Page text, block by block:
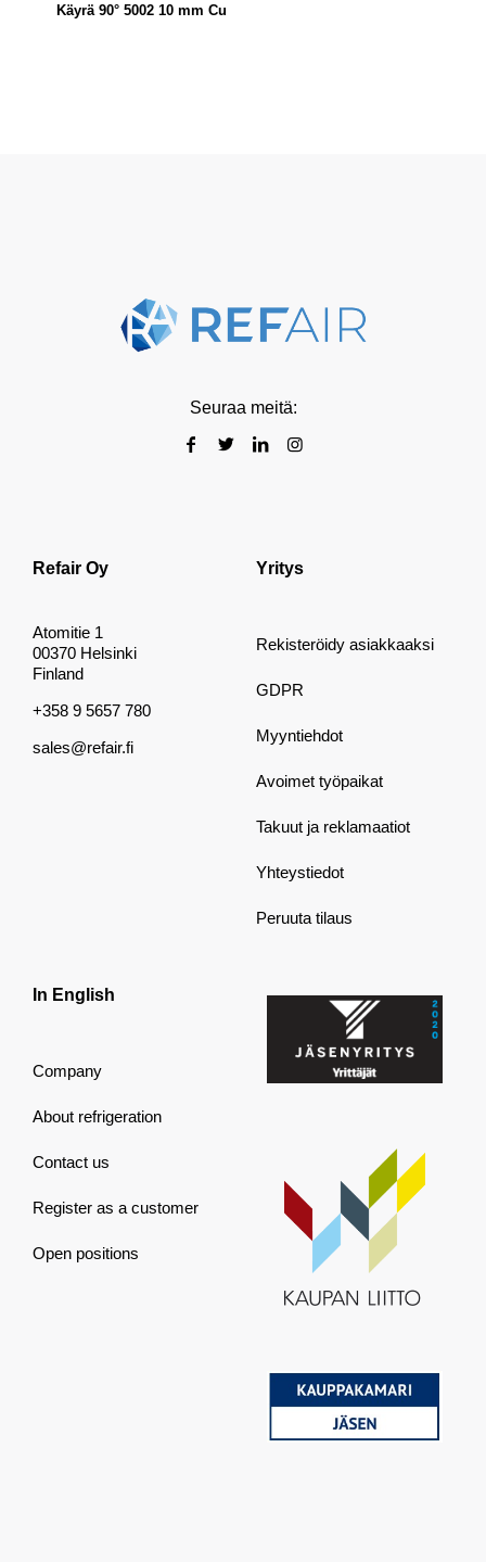
Käyrä 90° 5002 10 mm Cu
Seuraa meitä:
Refair Oy
Atomitie 1
00370 Helsinki
Finland
+358 9 5657 780
sales@refair.fi
Yritys
Rekisteröidy asiakkaaksi
GDPR
Myyntiehdot
Avoimet työpaikat
Takuut ja reklamaatiot
Yhteystiedot
Peruuta tilaus
In English
Company
About refrigeration
Contact us
Register as a customer
Open positions